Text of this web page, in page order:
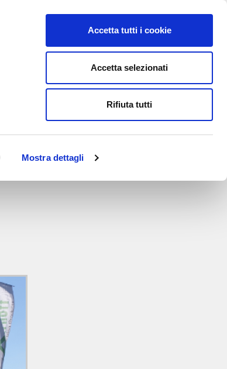
Mostra dettagli
Accetta tutti i cookie
Accetta selezionati
Rifiuta tutti
AREA RISERVATA